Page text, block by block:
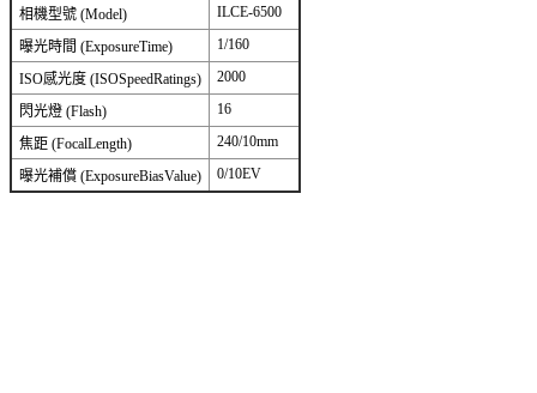
相機型號 (Model) ILCE-6500
曝光時間 (ExposureTime) 1/160
ISO感光度 (ISOSpeedRatings) 2000
閃光燈 (Flash) 16
焦距 (FocalLength) 240/10mm
曝光補償 (ExposureBiasValue) 0/10EV